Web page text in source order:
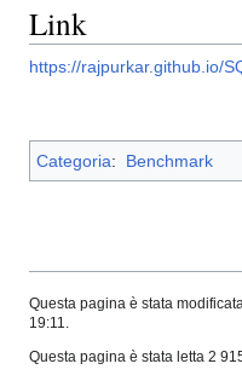
Link
https://rajpurkar.github.io/
Categoria: Benchmark
Questa pagina è stata
19:11.
Questa pagina è stata letta 2